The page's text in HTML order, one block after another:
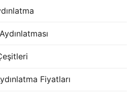
Fiyatları